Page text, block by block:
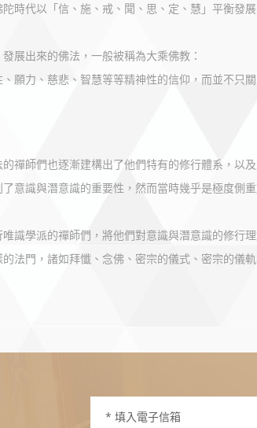
時代以「信、施、戒、聞、思、定、慧」平衡發展
展出來的佛法，一般被稱為大乘佛教：
願力、慈悲、智慧等等精神性的信仰，而並不只
禪師們也逐漸建構出了他們特有的修行體系，以
意識與潛意識的重要性，然而當時幾乎是極度側
識學派的禪師們，將他們對意識與潛意識的修行
法門，諸如拜懺、念佛、密宗的儀式、密宗的儀